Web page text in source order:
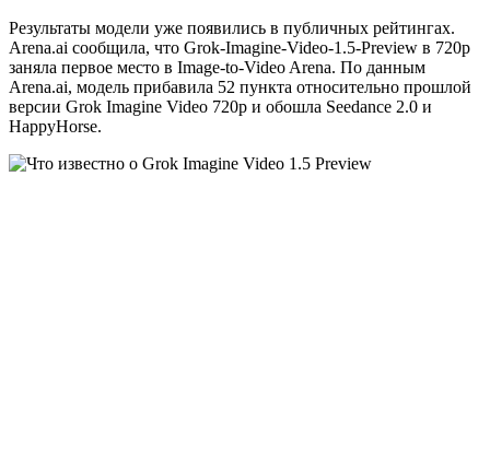
Результаты модели уже появились в публичных рейтингах.
Arena.ai сообщила, что Grok-Imagine-Video-1.5-Preview в 720p
заняла первое место в Image-to-Video Arena. По данным
Arena.ai, модель прибавила 52 пункта относительно прошлой
версии Grok Imagine Video 720p и обошла Seedance 2.0 и
HappyHorse.